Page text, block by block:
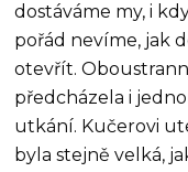
dostáváme my, i
pořád nevíme, jak
otevřít.
předcházela i
utkání. Kučerovi
byla stejně velká,